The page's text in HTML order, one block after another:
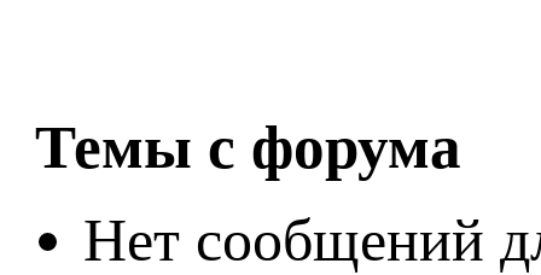
Темы с форума
Нет сообщений